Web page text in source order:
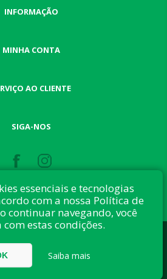
INFORMAÇÃO
MINHA CONTA
AO CLIENTE
SIGA-NOS
com:nopCommerce
Button Shop. Todos direitos reservados.
essenciais e tecnologias
com a nossa Política de
continuar navegando, você
estas condições.
Saiba mais